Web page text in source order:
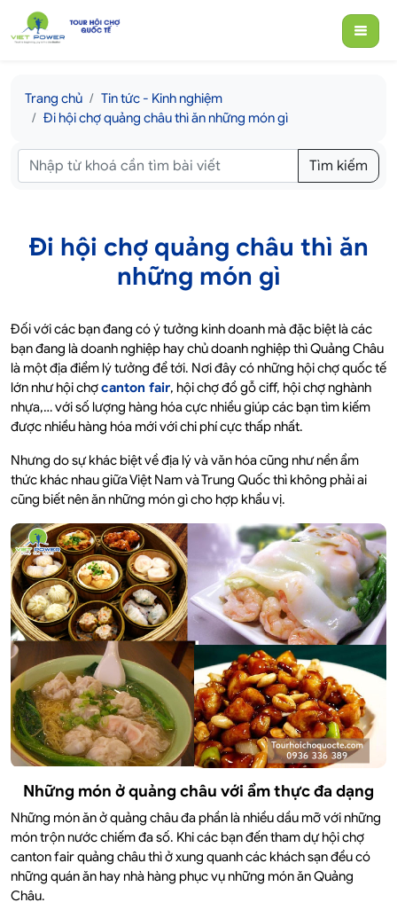
Trang chủ
Tin tức - Kinh nghiệm
Đi hội chợ quảng châu thì ăn những món gì
Tìm kiếm
Đi hội chợ quảng châu thì ăn
những món gì
Đối với các bạn đang có ý tưởng kinh doanh mà đặc biệt là các
bạn đang là doanh nghiệp hay chủ doanh nghiệp thì Quảng Châu
là một địa điểm lý tưởng để tới. Nơi đây có những hội chợ quốc tế
lớn như hội chợcanton fair, hội chợ đồ gỗ ciff, hội chợ nghành
nhựa,… với số lượng hàng hóa cực nhiều giúp các bạn tìm kiếm
được nhiều hàng hóa mới với chi phí cực thấp nhất.
Nhưng do sự khác biệt về địa lý và văn hóa cũng như nền ẩm
thức khác nhau giữa Việt Nam và Trung Quốc thì không phải ai
cũng biết nên ăn những món gì cho hợp khẩu vị.
Những món ở quảng châu với ẩm thực đa dạng
Những món ăn ở quảng châu đa phần là nhiều dầu mỡ với những
món trộn nước chiếm đa số. Khi các bạn đến tham dự hội chợ
canton fair quảng châu thì ở xung quanh các khách sạn đều có
những quán ăn hay nhà hàng phục vụ những món ăn Quảng
Châu.